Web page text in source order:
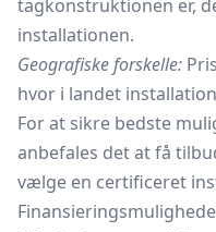
tagkonstruktionen er,
installationen.
Geografiske forskelle:
hvor i landet
For at sikre bedste
anbefales det at få
vælge en certificeret